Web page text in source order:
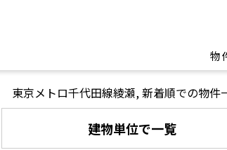
物
東京メトロ千代田線綾瀬, 新着順での物件
建物単位で一覧